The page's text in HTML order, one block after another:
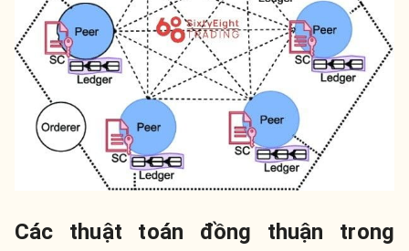
Các thuật toán đồng thuận trong